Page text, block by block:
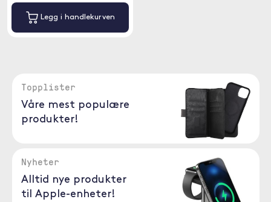
Legg i handlekurven
Topplister
Våre mest populære
produkter!
Nyheter
Alltid nye produkter
til Apple-enheter!